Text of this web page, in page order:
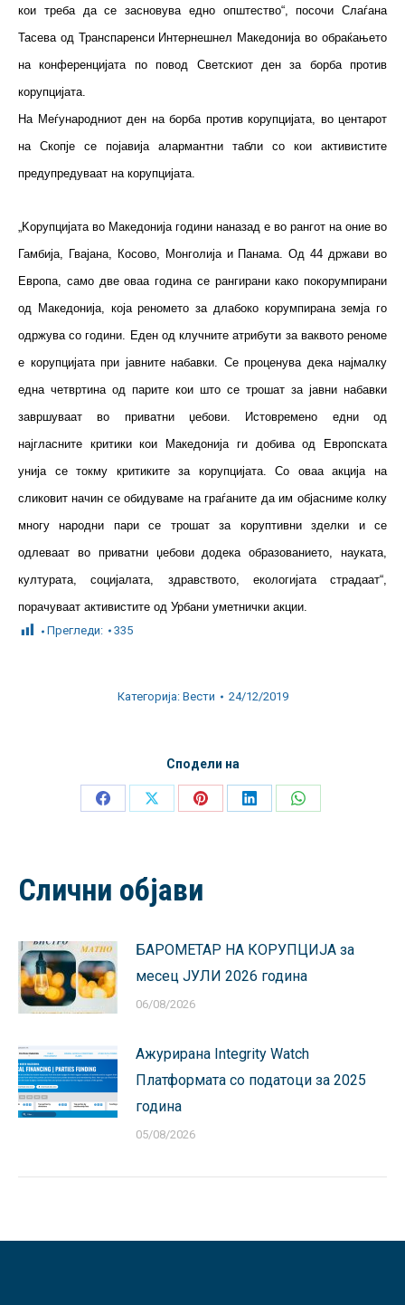
кои треба да се засновува едно општество“, посочи Слаѓана
Тасева од Транспаренси Интернешнел Македонија во обраќањето
на конференцијата по повод Светскиот ден за борба против
корупцијата.
На Меѓународниот ден на борба против корупцијата, во центарот
на Скопје се појавија алармантни табли со кои активистите
предупредуваат на корупцијата.
„Kорупцијата во Македонија години наназад е во рангот на оние во
Гамбија, Гвајана, Косово, Монголија и Панама. Од 44 држави во
Европа, само две оваа година се рангирани како покорумпирани
од Македонија, која реномето за длабоко корумпирана земја го
одржува со години. Еден од клучните атрибути за ваквото реноме
е корупцијата при јавните набавки. Се проценува дека најмалку
една четвртина од парите кои што се трошат за јавни набавки
завршуваат во приватни џебови. Истовремено едни од
најгласните критики кои Македонија ги добива од Европската
унија се токму критиките за корупцијата. Со оваа акција на
сликовит начин се обидуваме на граѓаните да им објасниме колку
многу народни пари се трошат за коруптивни зделки и се
одлеваат во приватни џебови додека образованието, науката,
културата, социјалата, здравството, екологијата страдаат“,
порачуваат активистите од Урбани уметнички акции.
Прегледи:
335
Категорија: Вести 24/12/2019
Сподели на
Share
Share
Share
Share
Share
Слични објави
БАРОМЕТАР НА КОРУПЦИЈА за
месец ЈУЛИ 2026 година
06/08/2026
Ажурирана Integrity Watch
Платформата со податоци за 2025
година
05/08/2026